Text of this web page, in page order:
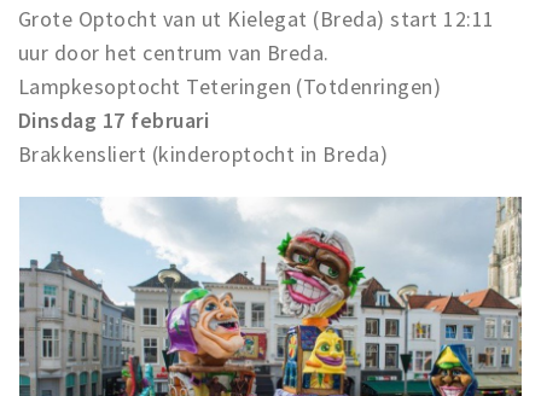
Grote Optocht van ut Kielegat (Breda) start 12:11
uur door het centrum van Breda.
Lampkesoptocht Teteringen (Totdenringen)
Dinsdag 17 februari
Brakkensliert (kinderoptocht in Breda)